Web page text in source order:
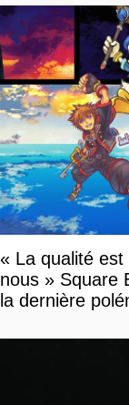
« La qualité
nous » Square
la dernière